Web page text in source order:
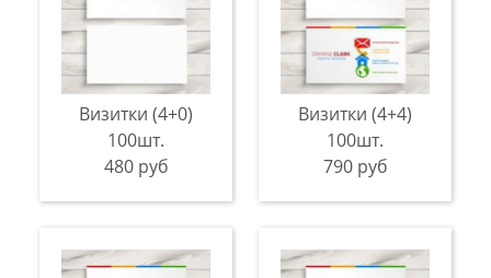
Визитки (4+0)
100шт.
480 руб
Визитки (4+4)
100шт.
790 руб